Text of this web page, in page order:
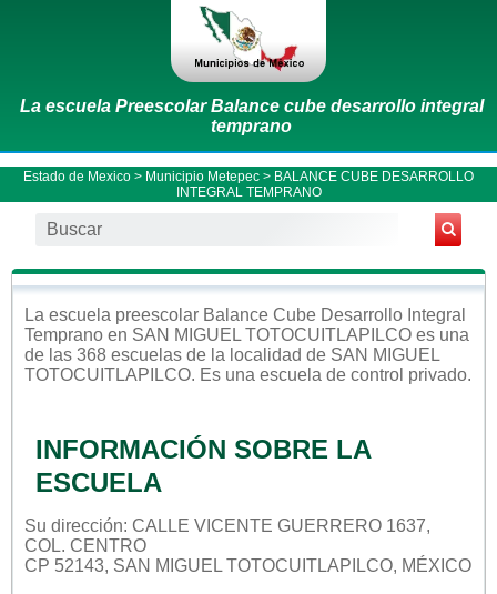
La escuela Preescolar Balance cube desarrollo integral
temprano
Estado de Mexico > Municipio Metepec > BALANCE CUBE DESARROLLO
INTEGRAL TEMPRANO
La escuela preescolar Balance Cube Desarrollo Integral
Temprano en SAN MIGUEL TOTOCUITLAPILCO es una
de las 368 escuelas de la localidad de SAN MIGUEL
TOTOCUITLAPILCO. Es una escuela de control privado.
INFORMACIÓN SOBRE LA
ESCUELA
Su dirección: CALLE VICENTE GUERRERO 1637,
COL. CENTRO
CP 52143, SAN MIGUEL TOTOCUITLAPILCO, MÉXICO